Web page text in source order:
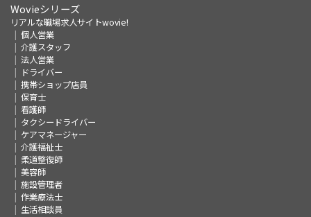
Wovieシリーズ
リアルな職場求人サイトwovie!
個人営業
介護スタッフ
法人営業
ドライバー
携帯ショップ店員
保育士
看護師
タクシードライバー
ケアマネージャー
介護福祉士
柔道整復師
美容師
施設管理者
作業療法士
生活相談員